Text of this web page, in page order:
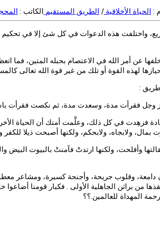
: الحياة الأخلاقية / الطريق المستقيم الكاتب :
واختلفت هذه الدعوات في كل شئ إلا في تحكيم
عن أمر الله في الاعتصام بحبله المتين، فما
لهذه القوة أو تلك من غير قوة الله تعالى
:
فزهِدت في كل ذلك، وعلَّمت أمتك أن الحياة
ولابجاه، ولابحكم، ولكنها أصبحت ذيلا للكفر
وأفلحت، ولكنها ارتدتْ فآمنتْ بالبيوت
وقلوب جريحة، وأجنحة كسيرة، ومشاعر
من براثن الجاهلية الأولى . فكبار قومنا
المهداة للعالمين.؟؟